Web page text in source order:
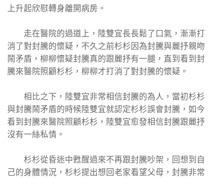
上升起欣慰轉身離開病房。
走在醫院的過道上，陸雙宜長長鬆了口氣，漸漸打
消了對封騰的懷疑，不久之前杉杉因為封騰與麗抒親吻
鬧矛盾，柳柳懷疑封騰真的跟麗抒有一腿，直到看到封
騰來醫院照顧杉杉，柳柳才打消了對封騰的懷疑。
相比之下，陸雙宜非常相信封騰的為人，當初杉杉
與封騰鬧矛盾的時候陸雙宜就認定杉杉誤會封騰，如今
看到封騰來醫院照顧杉杉，陸雙宜愈發相信封騰跟麗抒
沒有一絲私情。
杉杉從昏迷中甦醒過來不再跟封騰吵架，回想到自
己的身體情況，杉杉提出想回老家看望父母，封騰非常